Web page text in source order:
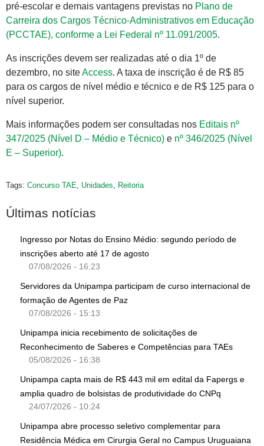
pré-escolar e demais vantagens previstas no Plano de
Carreira dos Cargos Técnico-Administrativos em Educação
(PCCTAE), conforme a Lei Federal nº 11.091/2005.
As inscrições devem ser realizadas até o dia 1º de
dezembro, no siteAccess. A taxa de inscrição é de R$ 85
para os cargos de nível médio e técnico e de R$ 125 para o
nível superior.
Mais informações podem ser consultadas nos Editais nº
347/2025 (Nível D – Médio e Técnico) e nº 346/2025 (Nível
E – Superior).
Tags: Concurso TAE, Unidades, Reitoria
Últimas notícias
Ingresso por Notas do Ensino Médio: segundo período de
inscrições aberto até 17 de agosto
07/08/2026 - 16:23
Servidores da Unipampa participam de curso internacional de
formação de Agentes de Paz
07/08/2026 - 15:13
Unipampa inicia recebimento de solicitações de
Reconhecimento de Saberes e Competências para TAEs
05/08/2026 - 16:38
Unipampa capta mais de R$ 443 mil em edital da Fapergs e
amplia quadro de bolsistas de produtividade do CNPq
24/07/2026 - 10:24
Unipampa abre processo seletivo complementar para
Residência Médica em Cirurgia Geral no Campus Uruguaiana